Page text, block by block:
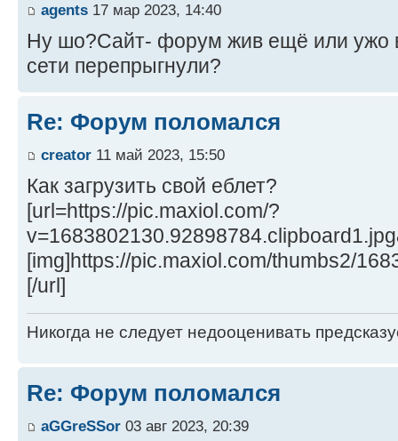
agents 17 мар 2023, 14:40
Ну шо?Сайт- форум жив ещё или ужо
сети перепрыгнули?
Re: Форум поломался
creator 11 май 2023, 15:50
Как загрузить свой еблет?
[url=https://pic.maxiol.com/?
[img]https://pic.maxiol.com/thumbs2/
[/url]
Никогда не следует недооценивать
Re: Форум поломался
aGGreSSor 03 авг 2023, 20:39